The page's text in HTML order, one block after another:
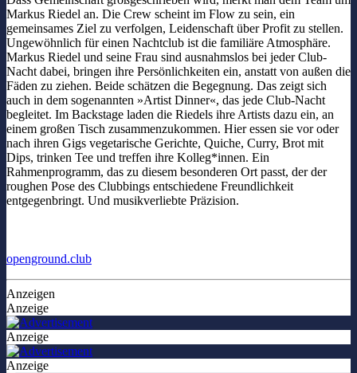
Markus Riedel an. Die Crew scheint im Flow zu sein, ein
gemeinsames Ziel zu verfolgen, Leidenschaft über Profit zu stellen.
Ungewöhnlich für einen Nachtclub ist die familiäre Atmosphäre.
Markus Riedel und seine Frau sind ausnahmslos bei jeder Club-
Nacht dabei, bringen ihre Persönlichkeiten ein, anstatt von außen die
Fäden zu ziehen. Beide schätzen die Begegnung. Das zeigt sich
auch in dem sogenannten »Artist Dinner«, das jede Club-Nacht
begleitet. Im Backstage laden die Riedels ihre Artists dazu ein, an
einem großen Tisch zusammenzukommen. Hier essen sie vor oder
nach ihren Gigs vegetarische Gerichte, Quiche, Curry, Brot mit
Dips, trinken Tee und treffen ihre Kolleg*innen. Ein
Rahmenprogramm, das zu diesem besonderen Ort passt, der der
roughen Pose des Clubbings entschiedene Freundlichkeit
entgegenbringt. Und musikverliebte Präzision.
openground.club
Anzeigen
Anzeige
Anzeige
Anzeige